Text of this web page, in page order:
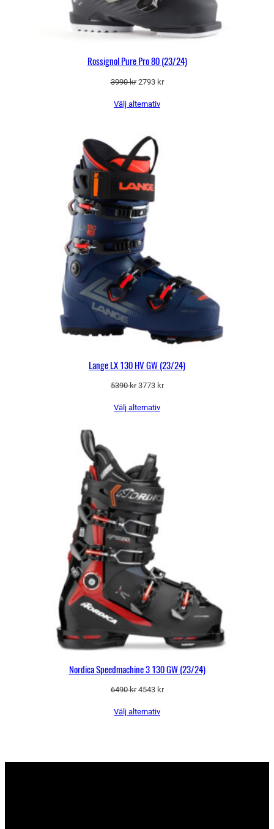
Rossignol Pure Pro 80 (23/24)
3990kr Det
priset
2793 krDet
Välj alternativ
Lange LX 130 HV GW (23/24)
5390kr Det
priset
3773 krDet
Välj alternativ
Nordica Speedmachine 3 130 GW (23/24)
6490kr Det
priset
4543 krDet
Välj alternativ